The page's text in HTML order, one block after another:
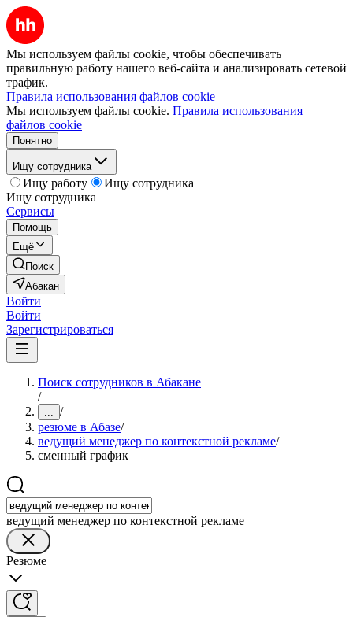
Мы используем файлы cookie, чтобы обеспечивать
правильную работу нашего веб-сайта и анализировать сетевой
трафик.
Правила использования файлов cookie
Мы используем файлы cookie. Правила использования
файлов cookie
Понятно
Ищу сотрудника
Ищу работу
Ищу сотрудника
Ищу сотрудника
Сервисы
Помощь
Ещё
Поиск
Абакан
Войти
Войти
Зарегистрироваться
Поиск сотрудников в Абакане
/
... /
резюме в Абазе/
ведущий менеджер по контекстной рекламе/
сменный график
ведущий менеджер по контекстной рекламе
Резюме